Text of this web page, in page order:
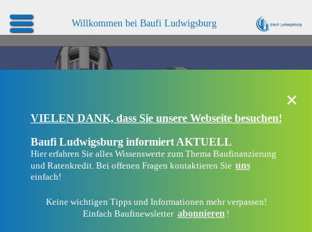
Willkommen bei Baufi Ludwigsburg
×
VIELEN DANK, dass Sie unsere Webseite besuchen!
Baufi Ludwigsburg informiert AKTUELL
Hier erfahren Sie alles Wissenswerte zum Thema Baufinanzierung
und Ratenkredit. Bei offenen Fragen kontaktieren Sie uns
einfach!
Keine wichtigen Tipps und Informationen mehr verpassen!
Einfach Baufinewsletter abonnieren !